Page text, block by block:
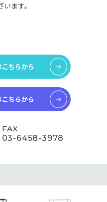
ます。
ちらから
ちらから
FAX
03-6458-3978